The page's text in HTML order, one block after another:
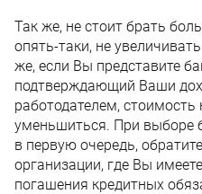
Так же, не стоит брать
опять-таки, не
же, если Вы представите
подтверждающий Ваши
работодателем,
уменьшиться. При выборе
в первую очередь,
организации, где Вы
погашения кредитных